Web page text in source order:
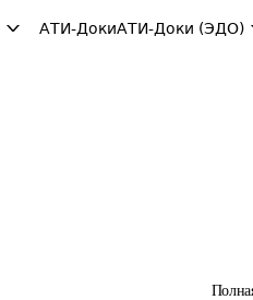
АТИ-ДокиАТИ-Доки (ЭДО)